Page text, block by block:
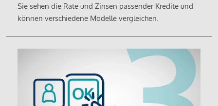
Sie sehen die Rate und Zinsen passender Kredite und
können verschiedene Modelle vergleichen.